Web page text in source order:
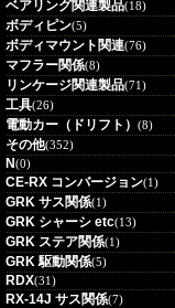
ベアリング関連製品(18)
ボディピン(5)
ボディマウント関連(76)
マフラー関係(8)
リンケージ関連製品(71)
工具(26)
電動カー（ドリフト） (8)
その他(352)
N(0)
CE-RX コンバージョン(1)
GRK サス関係(1)
GRK シャーシ etc(13)
GRK ステア関係(1)
GRK 駆動関係(5)
RDX(31)
RX-14J サス関係(7)